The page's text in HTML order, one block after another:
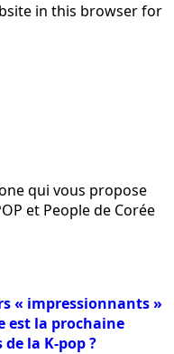
in this browser for
qui vous propose
et People de Corée
« impressionnants »
est la prochaine
la K-pop ?